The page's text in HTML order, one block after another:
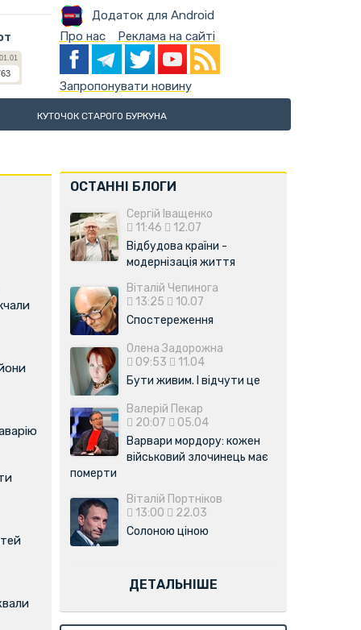
Додаток для Android
Про нас Реклама на сайті
Запропонувати новину
КУТОЧОК СТАРОГО БУРКУНА
ОСТАННІ БЛОГИ
Сергій Іващенко
11:46
12.07
Відбудова країни -
модернізація життя
Віталій Чепинога
13:25
10.07
Спостереження
Олена Задорожна
09:53
11.04
Бути живим. І відчути це
Валерій Пекар
20:07
05.04
Варвари мордору: кожен
військовий злочинець має
померти
Віталій Портніков
13:00
22.03
Солоною ціною
ДЕТАЛЬНІШЕ